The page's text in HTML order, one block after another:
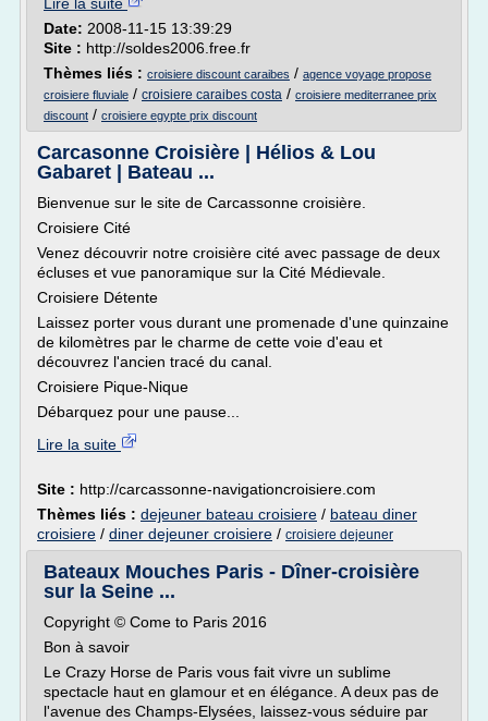
Date: 2008-11-15 13:39:29
Site : http://soldes2006.free.fr
Thèmes liés : croisiere discount caraibes / agence voyage propose
croisiere fluviale / croisiere caraibes costa / croisiere mediterranee prix
discount / croisiere egypte prix discount
Carcasonne Croisière | Hélios & Lou
Gabaret | Bateau ...
Bienvenue sur le site de Carcassonne croisière.
Croisiere Cité
Venez découvrir notre croisière cité avec passage de deux
écluses et vue panoramique sur la Cité Médievale.
Croisiere Détente
Laissez porter vous durant une promenade d'une quinzaine
de kilomètres par le charme de cette voie d'eau et
découvrez l'ancien tracé du canal.
Croisiere Pique-Nique
Débarquez pour une pause...
Lire la suite
Site : http://carcassonne-navigationcroisiere.com
Thèmes liés : dejeuner bateau croisiere / bateau diner
croisiere / diner dejeuner croisiere / croisiere dejeuner
Bateaux Mouches Paris - Dîner-croisière
sur la Seine ...
Copyright © Come to Paris 2016
Bon à savoir
Le Crazy Horse de Paris vous fait vivre un sublime
spectacle haut en glamour et en élégance. A deux pas de
l'avenue des Champs-Elysées, laissez-vous séduire par